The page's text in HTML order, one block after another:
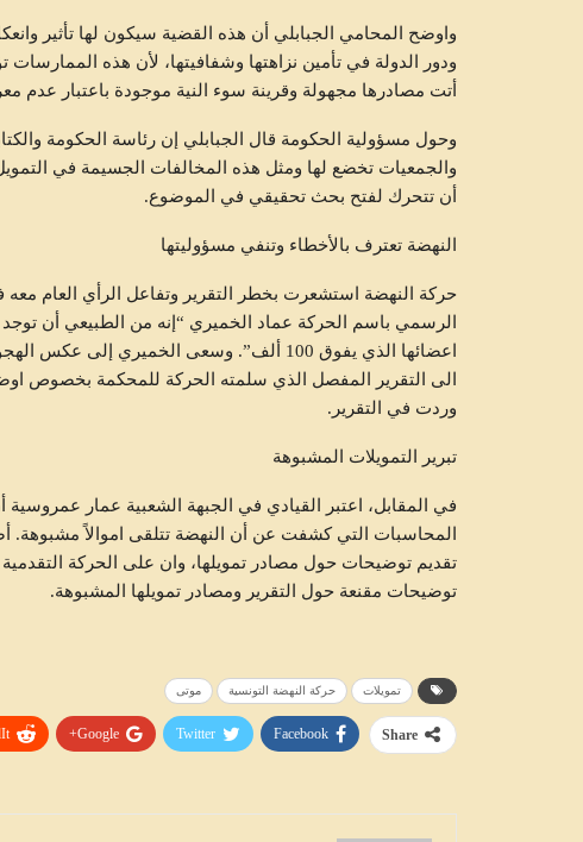
واوضح المحامي الجبابلي أن هذه القضية سيكون لها تأثير
ودور الدولة في تأمين نزاهتها وشفافيتها، لأن هذه
أتت مصادرها مجهولة وقرينة سوء النية موجودة باعتبار عدم
وحول مسؤولية الحكومة قال الجبابلي إن رئاسة الحكومة
والجمعيات تخضع لها ومثل هذه المخالفات الجسيمة في
أن تتحرك لفتح بحث تحقيقي في الموضوع.
النهضة تعترف بالأخطاء وتنفي مسؤوليتها
الرسمي باسم الحركة عماد الخميري “إنه من الطبيعي أن
اعضائها الذي يفوق 100 ألف”. وسعى الخميري
الى التقرير المفصل الذي سلمته الحركة للمحكمة بخصوص
وردت في التقرير.
تبرير التمويلات المشبوهة
في المقابل، اعتبر القيادي في الجبهة الشعبية عمار
المحاسبات التي كشفت عن أن النهضة تتلقى اموالاً
تقديم توضيحات حول مصادر تمويلها، وان على الحركة
توضيحات مقنعة حول التقرير ومصادر تمويلها المشبوهة.
تمويلات حركة النهضة التونسية موتى
Share
Facebook
Twitter
Google+